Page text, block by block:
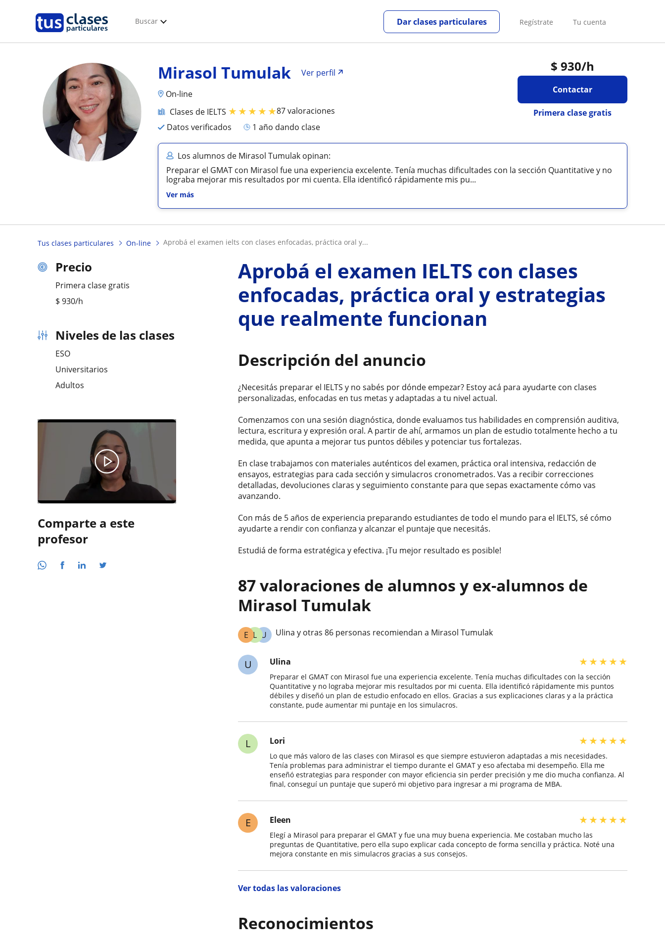
Buscar Regístrate Tu cuenta
Dar clases particulares
$ 930/h
Contactar
Primera clase gratis
Mirasol Tumulak
Ver perfil
On-line
Clases de IELTS ★★★★★87 valoraciones
Datos verificados
1 año dando clase
Los alumnos de Mirasol Tumulak opinan:
Preparar el GMAT con Mirasol fue una experiencia excelente. Tenía muchas dificultades con la sección Quantitative y no
lograba mejorar mis resultados por mi cuenta. Ella identificó rápidamente mis pu...
Ver más
Tus clases particulares On-line aprobá el examen ielts con clases enfocadas, práctica oral y...
Precio
Primera clase gratis
$ 930/h
Niveles de las clases
ESO
Universitarios
Adultos
Comparte a este
profesor
Aprobá el examen IELTS con clases
enfocadas, práctica oral y estrategias
que realmente funcionan
Descripción del anuncio
¿Necesitás preparar el IELTS y no sabés por dónde empezar? Estoy acá para ayudarte con clases
personalizadas, enfocadas en tus metas y adaptadas a tu nivel actual.
Comenzamos con una sesión diagnóstica, donde evaluamos tus habilidades en comprensión auditiva,
lectura, escritura y expresión oral. A partir de ahí, armamos un plan de estudio totalmente hecho a tu
medida, que apunta a mejorar tus puntos débiles y potenciar tus fortalezas.
En clase trabajamos con materiales auténticos del examen, práctica oral intensiva, redacción de
ensayos, estrategias para cada sección y simulacros cronometrados. Vas a recibir correcciones
detalladas, devoluciones claras y seguimiento constante para que sepas exactamente cómo vas
avanzando.
Con más de 5 años de experiencia preparando estudiantes de todo el mundo para el IELTS, sé cómo
ayudarte a rendir con confianza y alcanzar el puntaje que necesitás.
Estudiá de forma estratégica y efectiva. ¡Tu mejor resultado es posible!
87 valoraciones de alumnos y ex-alumnos de
Mirasol Tumulak
U
L
E Ulina y otras 86 personas recomiendan a Mirasol Tumulak
U Ulina ★★★★★
Preparar el GMAT con Mirasol fue una experiencia excelente. Tenía muchas dificultades con la sección
Quantitative y no lograba mejorar mis resultados por mi cuenta. Ella identificó rápidamente mis puntos
débiles y diseñó un plan de estudio enfocado en ellos. Gracias a sus explicaciones claras y a la práctica
constante, pude aumentar mi puntaje en los simulacros.
L Lori ★★★★★
Lo que más valoro de las clases con Mirasol es que siempre estuvieron adaptadas a mis necesidades.
Tenía problemas para administrar el tiempo durante el GMAT y eso afectaba mi desempeño. Ella me
enseñó estrategias para responder con mayor eficiencia sin perder precisión y me dio mucha confianza. Al
final, conseguí un puntaje que superó mi objetivo para ingresar a mi programa de MBA.
E Eleen ★★★★★
Elegí a Mirasol para preparar el GMAT y fue una muy buena experiencia. Me costaban mucho las
preguntas de Quantitative, pero ella supo explicar cada concepto de forma sencilla y práctica. Noté una
mejora constante en mis simulacros gracias a sus consejos.
Ver todas las valoraciones
Reconocimientos